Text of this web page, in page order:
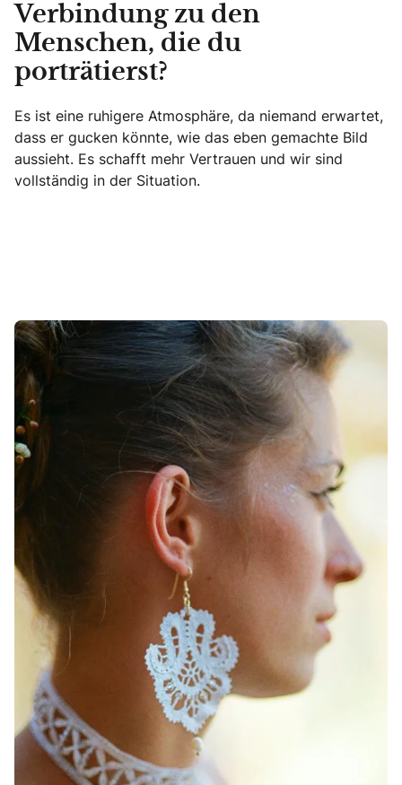
Verbindung zu den
Menschen, die du
porträtierst?
Es ist eine ruhigere Atmosphäre, da niemand erwartet,
dass er gucken könnte, wie das eben gemachte Bild
aussieht. Es schafft mehr Vertrauen und wir sind
vollständig in der Situation.